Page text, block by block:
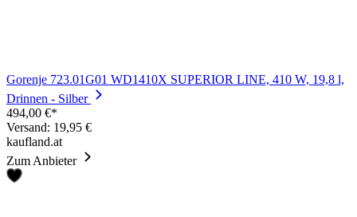
Gorenje 723.01G01 WD1410X SUPERIOR LINE, 410 W, 19,8 l,
Drinnen - Silber
494,00 €*
Versand: 19,95 €
kaufland.at
Zum Anbieter